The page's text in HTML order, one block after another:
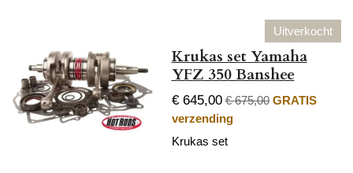
Uitverkocht
Krukas set Yamaha
YFZ 350 Banshee
€ 645,00 € 675,00 GRATIS
verzending
Krukas set